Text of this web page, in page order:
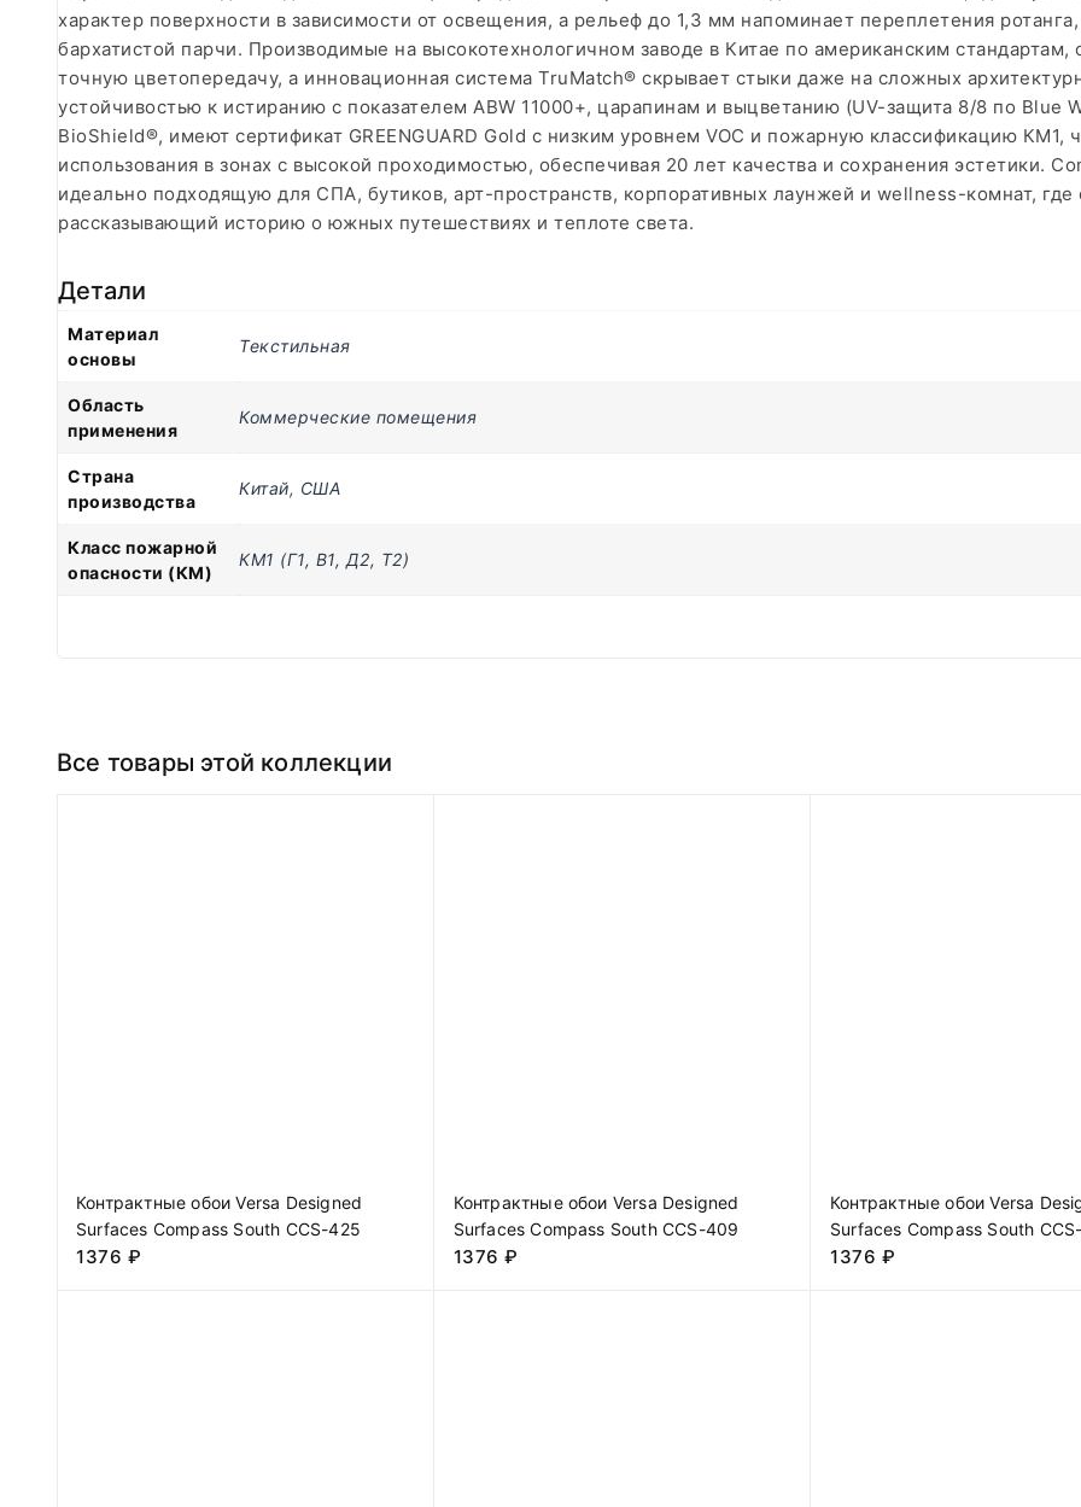
характер поверхности в зависимости от освещения, а рельеф до 1,3 мм напоминает переплетения
бархатистой парчи. Производимые на высокотехнологичном заводе в Китае по американским
точную цветопередачу, а инновационная система TruMatch® скрывает стыки даже на сложных
устойчивостью к истиранию с показателем ABW 11000+, царапинам и выцветанию (UV-защита 8/8 по Blue
BioShield®, имеют сертификат GREENGUARD Gold с низким уровнем VOC и пожарную классификацию
использования в зонах с высокой проходимостью, обеспечивая 20 лет качества и сохранения эстетики.
идеально подходящую для СПА, бутиков, арт-пространств, корпоративных лаунжей и wellness-комнат,
рассказывающий историю о южных путешествиях и теплоте света.
Детали
Материал
основы
Текстильная
Область
применения
Коммерческие помещения
Страна
производства
Китай, США
Класс пожарной
опасности (КМ)
КМ1 (Г1, В1, Д2, Т2)
Все товары этой коллекции
Контрактные обои Versa Designed
Surfaces Compass South CCS-425
1376 ₽
Контрактные обои Versa Designed
Surfaces Compass South CCS-409
1376 ₽
Контрактные обои Versa
Surfaces Compass South
1376 ₽